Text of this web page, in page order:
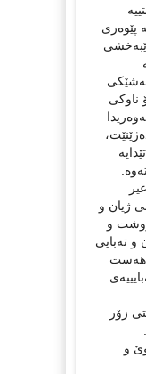
پێوەری
بەشێكی
ناوكی
ژیان و
و
و تەبایی
هەست
زۆر
و